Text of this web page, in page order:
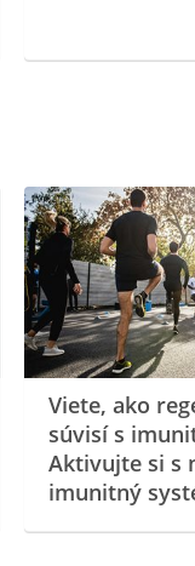
Viete, ako
súvisí s
Aktivujte si s
imunitný